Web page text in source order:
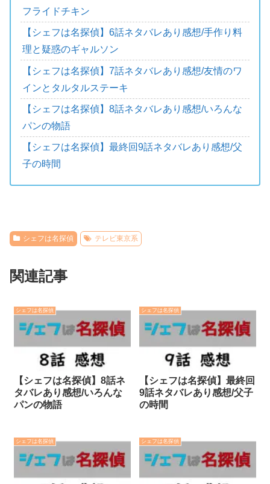
フライドチキン
【シェフは名探偵】6話ネタバレあり感想/手作り料
理と疑惑のギャルソン
【シェフは名探偵】7話ネタバレあり感想/友情のワ
インとタルタルステーキ
【シェフは名探偵】8話ネタバレあり感想/いろんな
パンの物語
【シェフは名探偵】最終回9話ネタバレあり感想/父
子の時間
シェフは名探偵 テレビ東京系
関連記事
シェフは名探偵
【シェフは名探偵】8話ネ
タバレあり感想/いろんな
パンの物語
シェフは名探偵
【シェフは名探偵】最終回
9話ネタバレあり感想/父子
の時間
シェフは名探偵 シェフは名探偵